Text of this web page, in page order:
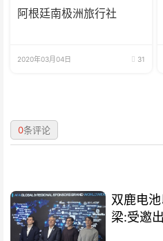
阿根廷南极洲旅行社
2020年03月04日 31
0条评论
双鹿电
梁:受邀